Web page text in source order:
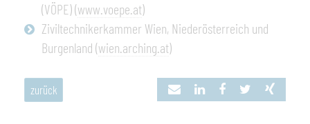
(VÖPE) (www.voepe.at)
Ziviltechnikerkammer Wien, Niederösterreich und
Burgenland (wien.arching.at)
zurück